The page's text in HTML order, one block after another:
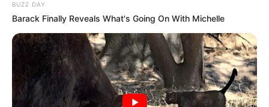
BUZZ DAY
Barack Finally Reveals What's Going On With Michelle